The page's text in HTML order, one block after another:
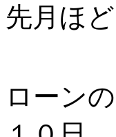
先月ほ
ローン